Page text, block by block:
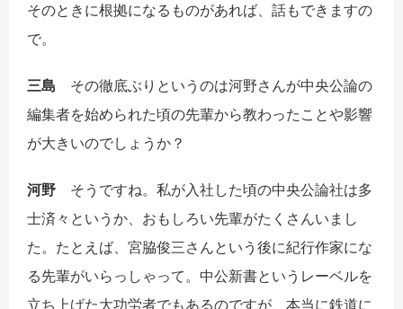
そのときに根拠になるものがあれば、話もできますの
で。
三島 その徹底ぶりというのは河野さんが中央公論の
編集者を始められた頃の先輩から教わったことや影響
が大きいのでしょうか？
河野 そうですね。私が入社した頃の中央公論社は多
士済々というか、おもしろい先輩がたくさんいまし
た。たとえば、宮脇俊三さんという後に紀行作家にな
る先輩がいらっしゃって。中公新書というレーベルを
立ち上げた大功労者でもあるのですが、本当に鉄道に